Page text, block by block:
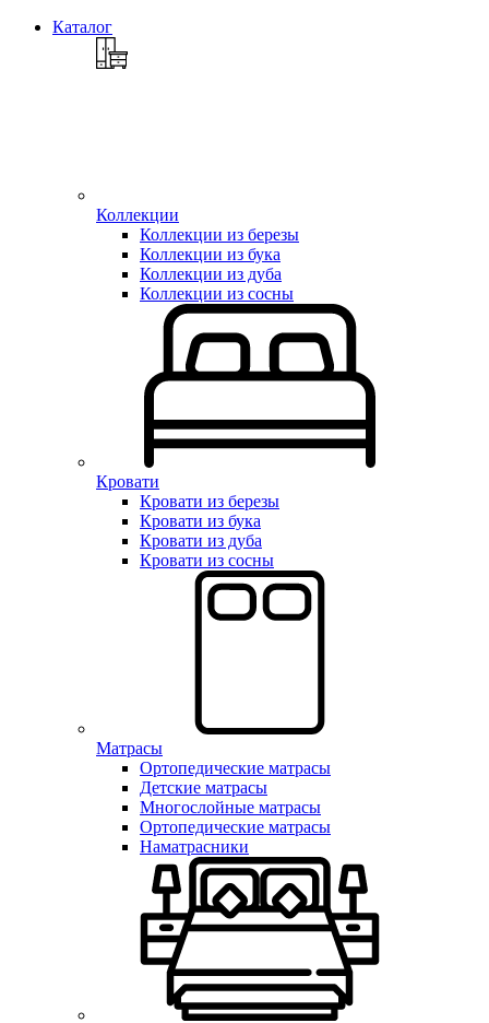
Каталог
Коллекции
Коллекции из березы
Коллекции из бука
Коллекции из дуба
Коллекции из сосны
Кровати
Кровати из березы
Кровати из бука
Кровати из дуба
Кровати из сосны
Матрасы
Ортопедические матрасы
Детские матрасы
Многослойные матрасы
Ортопедические матрасы
Наматрасники